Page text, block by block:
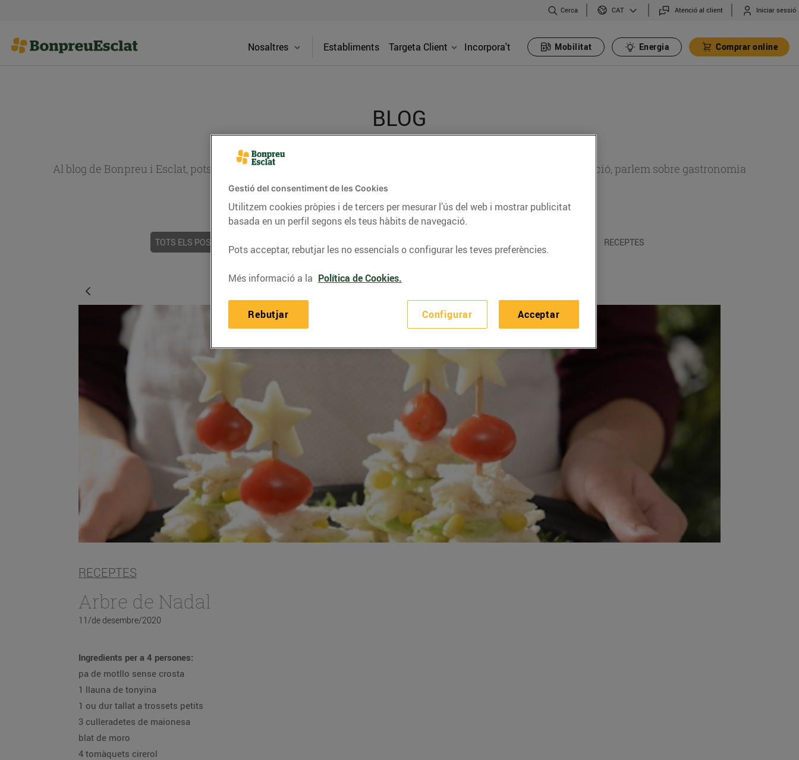
Cerca CAT Atenció al client Iniciar sessió
Nosaltres Establiments Targeta Client Incorpora't Mobilitat Energia Comprar online
BLOG
Al blog de Bonpreu i Esclat, pots trobar receptes, consells nutricionals, informació d’actualitat sobre alimentació, parlem sobre gastronomia
del nostre territori i molts altres temes.
TOTS ELS POSTS RECEPTES
RECEPTES
Arbre de Nadal
11/de desembre/2020
Ingredients per a 4 persones:
pa de motllo sense crosta
1 llauna de tonyina
1 ou dur tallat a trossets petits
3 culleradetes de maionesa
blat de moro
4 tomàquets cirerol
Gestió del consentiment de les Cookies
Utilitzem cookies pròpies i de tercers per mesurar l’ús del web i mostrar publicitat
basada en un perfil segons els teus hàbits de navegació.
Pots acceptar, rebutjar les no essencials o configurar les teves preferències.
Més informació a la Política de Cookies.
Configurar
Rebutjar Acceptar